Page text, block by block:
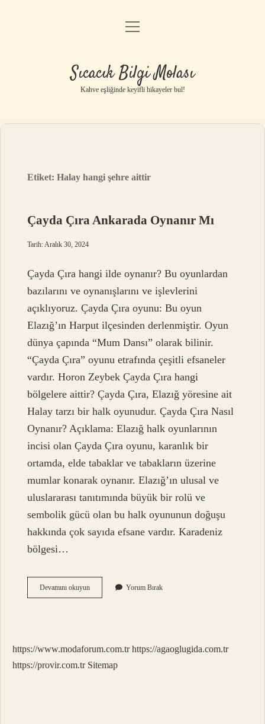
Anasayfa
Yasal Uyarı
menüyü
Sıcacık Bilgi Molası
Kahve eşliğinde keyifli hikayeler bul!
Etiket:Halay hangi şehre aittir
Çayda Çıra Ankarada Oynanır Mı
Tarih: Aralık 30, 2024
Çayda Çıra hangi ilde oynanır? Bu oyunlardan
bazılarını ve oynanışlarını ve işlevlerini
açıklıyoruz. Çayda Çıra oyunu: Bu oyun
Elazığ’ın Harput ilçesinden derlenmiştir. Oyun
dünya çapında “Mum Dansı” olarak bilinir.
“Çayda Çıra” oyunu etrafında çeşitli efsaneler
vardır. Horon Zeybek Çayda Çıra hangi
bölgelere aittir? Çayda Çıra, Elazığ yöresine ait
Halay tarzı bir halk oyunudur. Çayda Çıra Nasıl
Oynanır? Açıklama: Elazığ halk oyunlarının
incisi olan Çayda Çıra oyunu, karanlık bir
ortamda, elde tabaklar ve tabakların üzerine
mumlar konarak oynanır. Elazığ’ın ulusal ve
uluslararası tanıtımında büyük bir rolü ve
sembolik gücü olan bu halk oyununun doğuşu
hakkında çok sayıda efsane vardır. Karadeniz
bölgesi…
Devamını okuyunÇayda
Çıra
Yorum Bırak
https://www.modaforum.com.tr https://agaoglugida.com.tr
https://provir.com.tr Sitemap